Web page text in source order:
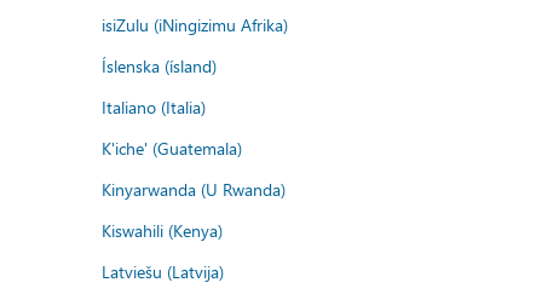
isiZulu (iNingizimu Afrika)
Íslenska (ísland)
Italiano (Italia)
K'iche' (Guatemala)
Kinyarwanda (U Rwanda)
Kiswahili (Kenya)
Latviešu (Latvija)